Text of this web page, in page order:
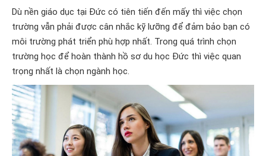
Dù nền giáo dục tại Đức có tiên tiến đến mấy thì việc chọn
trường vẫn phải được cân nhắc kỹ lưỡng để đảm bảo bạn có
môi trường phát triển phù hợp nhất. Trong quá trình chọn
trường học để hoàn thành hồ sơ du học Đức thì việc quan
trọng nhất là chọn ngành học.